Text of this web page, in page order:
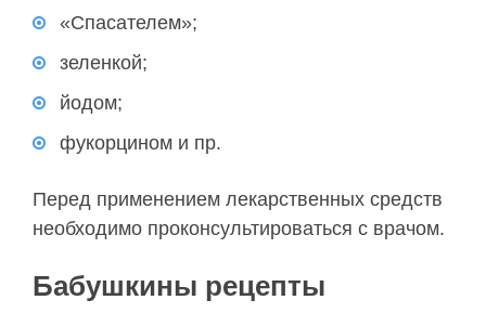
«Спасателем»;
зеленкой;
йодом;
фукорцином и пр.
Перед применением лекарственных средств
необходимо проконсультироваться с врачом.
Бабушкины рецепты